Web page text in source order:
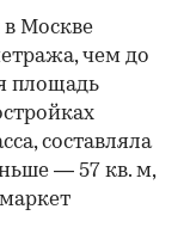
Москве
чем до
площадь
составляла
— 57 кв. м,